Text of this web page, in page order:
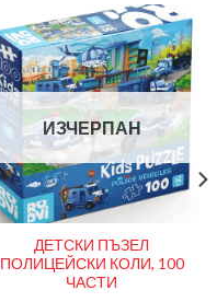
ИЗЧЕРПАН
ДЕТСКИ ПЪЗЕЛ
ПОЛИЦЕЙСКИ КОЛИ, 100
ЧАСТИ